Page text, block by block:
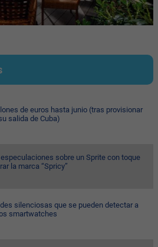
de euros hasta junio (tras provisionar
salida de Cuba)
sobre un Sprite con toque
la marca “Spricy”
silenciosas que se pueden detectar a
smartwatches